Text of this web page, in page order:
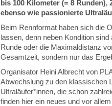
bis 100 Kilometer (= 8
ebenso wie passionierte
Beim Rennformat haben sich die
lassen, denn neben Kondition
Runde oder die Maximaldistanz
Gesamtzeit, sondern nur das
Organisator Heini Albrecht von
Abwechslung zu den klassischen
Ultraläufer*innen, die schon
finden hier ein neues und vor